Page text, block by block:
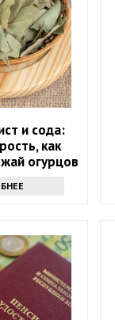
и сода:
как
огурцов